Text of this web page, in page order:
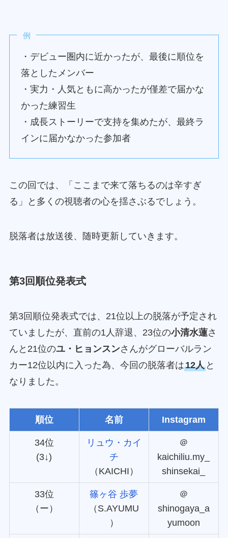
例
・デビュー圏内に近かったが、最後に順位を
落としたメンバー
・実力・人気ともに高かったが僅差で届かな
かった練習生
・成長ストーリーで支持を集めたが、最終ラ
インに届かなかった参加者
この回では、「ここまで来て落ちるのは辛すぎ
る」と多くの視聴者の心を揺さぶるでしょう。
脱落者は放送後、随時更新していきます。
第3回順位発表式
第3回順位発表式では、21位以上の脱落が予定され
ていましたが、直前の1人辞退、23位の小清水蓮さ
んと21位のユ・ヒョンスンさんがグローバルラン
カー12位以内に入った為、今回の脱落者は12人と
なりました。
順位 名前 Instagram
34位
(3↓)
リュウ・カイ
チ
（KAICHI）
＠
kaichiliu.my_
shinsekai_
33位
（ー）
篠ヶ谷 歩夢
（S.AYUMU
）
＠
shinogaya_a
yumoon